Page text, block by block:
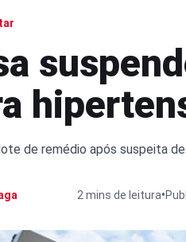
de remédio após suspeita
2 mins de leitura•